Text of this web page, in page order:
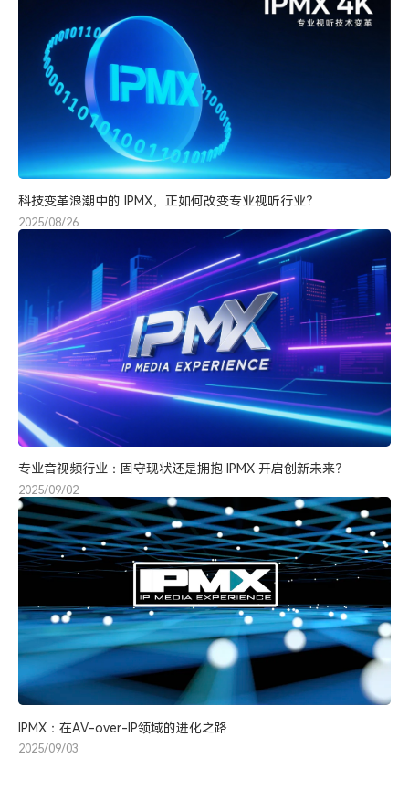
科技变革浪潮中的 IPMX，正如何改变专业视听行业？
2025/08/26
专业音视频行业：固守现状还是拥抱 IPMX 开启创新未来？
2025/09/02
IPMX：在AV-over-IP领域的进化之路
2025/09/03